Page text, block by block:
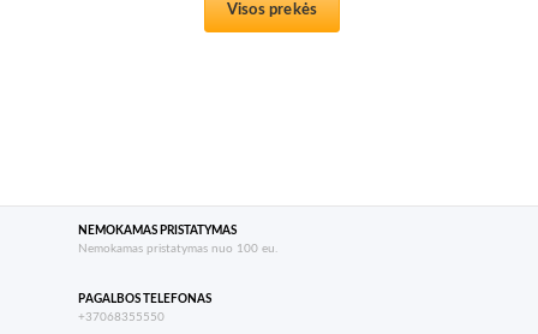
Visos prekės
NEMOKAMAS PRISTATYMAS
Nemokamas pristatymas nuo 100 eu.
PAGALBOS TELEFONAS
+37068355550